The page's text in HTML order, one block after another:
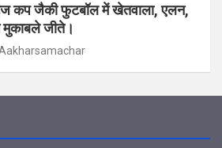
कप जैकी फुटबॉल में खेतवाला, एलन,
मुकाबले जीते।